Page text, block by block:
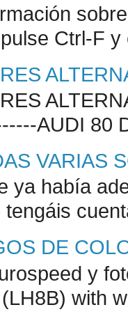
Ctrl-F
AUDI 80
VARIAS
ya había
tengáis
DE
y
with